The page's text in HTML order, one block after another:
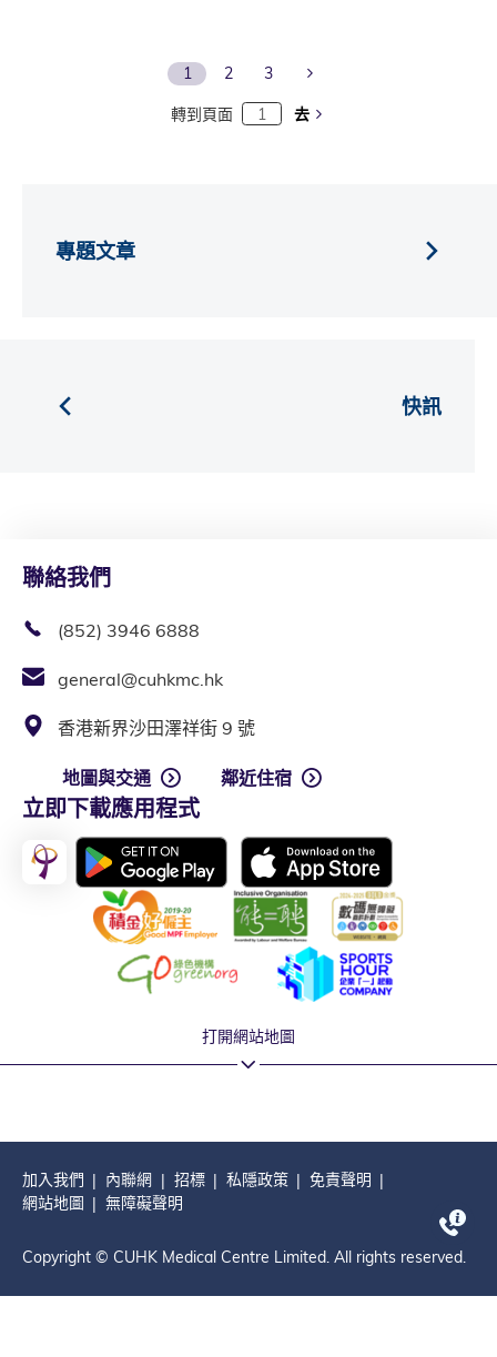
1 2 3
轉到頁面 去
快訊
專題文章
聯絡我們
(852) 3946 6888
general@cuhkmc.hk
香港新界沙田澤祥街 9 號
地圖與交通 鄰近住宿
立即下載應用程式
打開網站地圖
加入我們 內聯網 招標 私隱政策
免責聲明
網站地圖
無障礙聲明
Copyright © CUHK Medical Centre Limited. All rights reserved.